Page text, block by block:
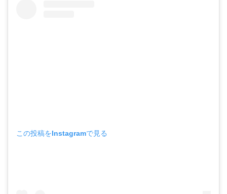
この投稿をInstagramで見る